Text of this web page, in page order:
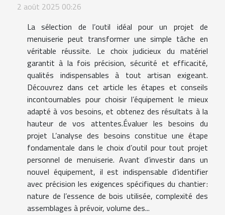
2 août 2025 00:26
La sélection de l’outil idéal pour un projet de
menuiserie peut transformer une simple tâche en
véritable réussite. Le choix judicieux du matériel
garantit à la fois précision, sécurité et efficacité,
qualités indispensables à tout artisan exigeant.
Découvrez dans cet article les étapes et conseils
incontournables pour choisir l’équipement le mieux
adapté à vos besoins, et obtenez des résultats à la
hauteur de vos attentes.Évaluer les besoins du
projet L’analyse des besoins constitue une étape
fondamentale dans le choix d’outil pour tout projet
personnel de menuiserie. Avant d’investir dans un
nouvel équipement, il est indispensable d’identifier
avec précision les exigences spécifiques du chantier :
nature de l’essence de bois utilisée, complexité des
assemblages à prévoir, volume des...